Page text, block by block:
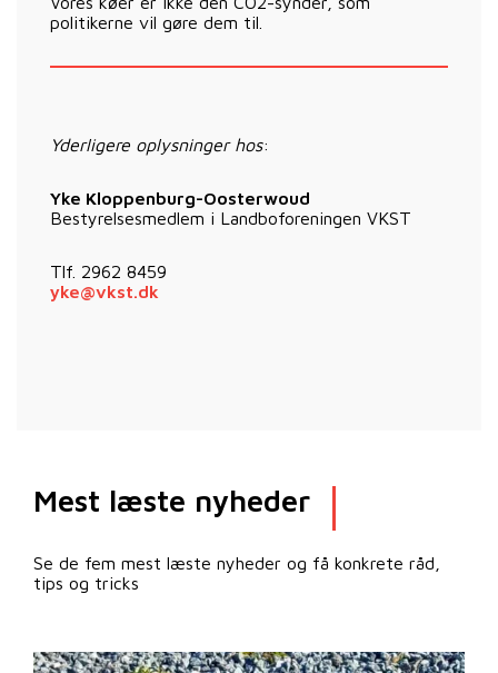
politikerne vil gøre dem til.
Yderligere oplysninger hos:
Yke Kloppenburg-Oosterwoud
Bestyrelsesmedlem i Landboforeningen VKST
Tlf. 2962 8459
yke@vkst.dk
Mest læste nyheder
Se de fem mest læste nyheder og få konkrete råd,
tips og tricks